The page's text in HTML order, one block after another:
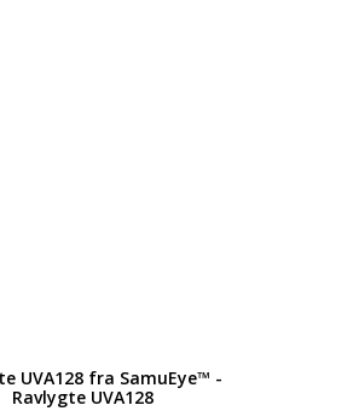
UVA128 fra SamuEye™ -
Ravlygte UVA128